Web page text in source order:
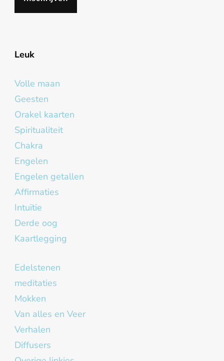
Leuk
Volle maan
Geesten
Orakel kaarten
Spiritualiteit
Chakra
Engelen
Engelen getallen
Affirmaties
Intuïtie
Derde oog
Kaartlegging
Edelstenen
meditaties
Mokken
Van alles en Veer
Verhalen
Diffusers